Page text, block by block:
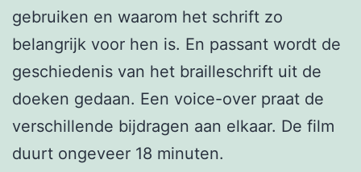
gebruiken en waarom het schrift zo
belangrijk voor hen is. En passant wordt de
geschiedenis van het brailleschrift uit de
doeken gedaan. Een voice-over praat de
verschillende bijdragen aan elkaar. De film
duurt ongeveer 18 minuten.